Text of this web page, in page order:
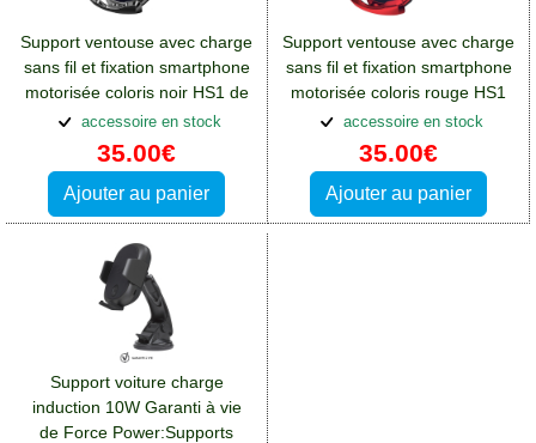
Support ventouse avec charge
sans fil et fixation smartphone
motorisée coloris noir HS1 de
Forcell
accessoire en stock
35.00€
Ajouter au panier
Support ventouse avec charge
sans fil et fixation smartphone
motorisée coloris rouge HS1
de Forcell
accessoire en stock
35.00€
Ajouter au panier
Support voiture charge
induction 10W Garanti à vie
de Force Power:Supports